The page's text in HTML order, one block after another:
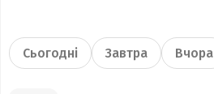
Сьогодні Завтра Вчора